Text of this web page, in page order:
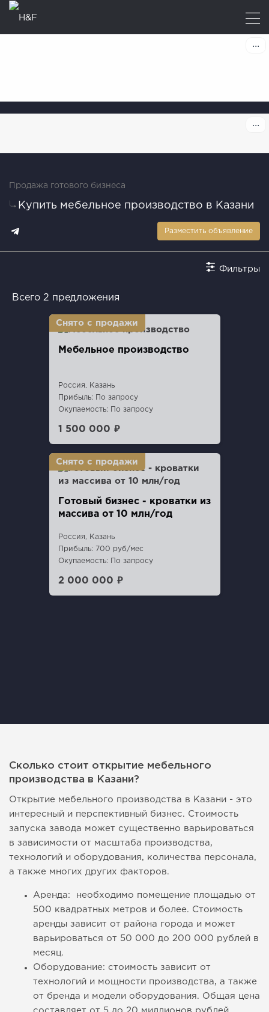
Продажа готового бизнеса
Купить мебельное производство в Казани
Разместить объявление
Фильтры
Всего 2 предложения
Мебельное производство
Россия, Казань
Прибыль: По запросу
Окупаемость: По запросу
1 500 000 ₽
Готовый бизнес - кроватки из
массива от 10 млн/год
Россия, Казань
Прибыль: 700 руб/мес
Окупаемость: По запросу
2 000 000 ₽
Сколько стоит открытие мебельного
производства в Казани?
Открытие мебельного производства в Казани - это
интересный и перспективный бизнес. Стоимость
запуска завода может существенно варьироваться
в зависимости от масштаба производства,
технологий и оборудования, количества персонала,
а также многих других факторов.
Аренда: необходимо помещение площадью от
500 квадратных метров и более. Стоимость
аренды зависит от района города и может
варьироваться от 50 000 до 200 000 рублей в
месяц.
Оборудование: стоимость зависит от
технологий и мощности производства, а также
от бренда и модели оборудования. Общая цена